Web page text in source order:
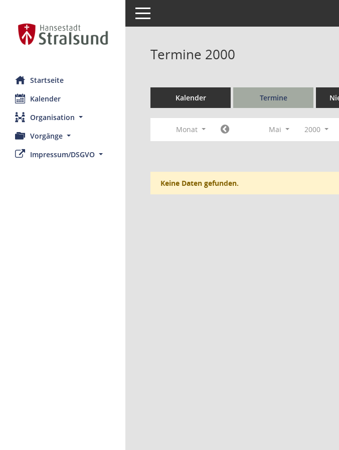
Startseite
Kalender
Organisation
Vorgänge
Impressum/DSGVO
Toggle navigation
Termine 2000
Kalender Termine
Monat Mai 2000
Keine Daten gefunden.